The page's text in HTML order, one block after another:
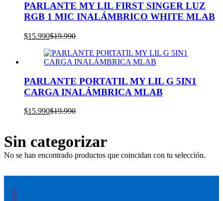
PARLANTE MY LIL FIRST SINGER LUZ
RGB 1 MIC INALÁMBRICO WHITE MLAB
$15.990El
actual
es:
$19.990El
original
era:
PARLANTE PORTATIL MY LIL G 5IN1
CARGA INALÁMBRICA MLAB
$15.990El
$15.990.
$19.990El
era:
$19.990.
Sin categorizar
No se han encontrado productos que coincidan con tu selección.